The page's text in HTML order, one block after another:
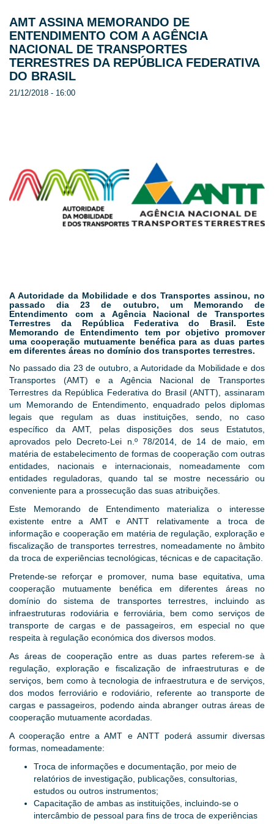
AMT ASSINA MEMORANDO DE
ENTENDIMENTO COM A AGÊNCIA
NACIONAL DE TRANSPORTES
TERRESTRES DA REPÚBLICA FEDERATIVA
DO BRASIL
21/12/2018 - 16:00
A Autoridade da Mobilidade e dos Transportes assinou, no
passado dia 23 de outubro, um Memorando de
Entendimento com a Agência Nacional de Transportes
Terrestres da República Federativa do Brasil. Este
Memorando de Entendimento tem por objetivo promover
uma cooperação mutuamente benéfica para as duas partes
em diferentes áreas no domínio dos transportes terrestres.
No passado dia 23 de outubro, a Autoridade da Mobilidade e dos
Transportes (AMT) e a Agência Nacional de Transportes
Terrestres da República Federativa do Brasil (ANTT), assinaram
um Memorando de Entendimento, enquadrado pelos diplomas
legais que regulam as duas instituições, sendo, no caso
específico da AMT, pelas disposições dos seus Estatutos,
aprovados pelo Decreto-Lei n.º 78/2014, de 14 de maio, em
matéria de estabelecimento de formas de cooperação com outras
entidades, nacionais e internacionais, nomeadamente com
entidades reguladoras, quando tal se mostre necessário ou
conveniente para a prossecução das suas atribuições.
Este Memorando de Entendimento materializa o interesse
existente entre a AMT e ANTT relativamente a troca de
informação e cooperação em matéria de regulação, exploração e
fiscalização de transportes terrestres, nomeadamente no âmbito
da troca de experiências tecnológicas, técnicas e de capacitação.
Pretende-se reforçar e promover, numa base equitativa, uma
cooperação mutuamente benéfica em diferentes áreas no
domínio do sistema de transportes terrestres, incluindo as
infraestruturas rodoviária e ferroviária, bem como serviços de
transporte de cargas e de passageiros, em especial no que
respeita à regulação económica dos diversos modos.
As áreas de cooperação entre as duas partes referem-se à
regulação, exploração e fiscalização de infraestruturas e de
serviços, bem como à tecnologia de infraestrutura e de serviços,
dos modos ferroviário e rodoviário, referente ao transporte de
cargas e passageiros, podendo ainda abranger outras áreas de
cooperação mutuamente acordadas.
A cooperação entre a AMT e ANTT poderá assumir diversas
formas, nomeadamente:
Troca de informações e documentação, por meio de
relatórios de investigação, publicações, consultorias,
estudos ou outros instrumentos;
Capacitação de ambas as instituições, incluindo-se o
intercâmbio de pessoal para fins de troca de experiências